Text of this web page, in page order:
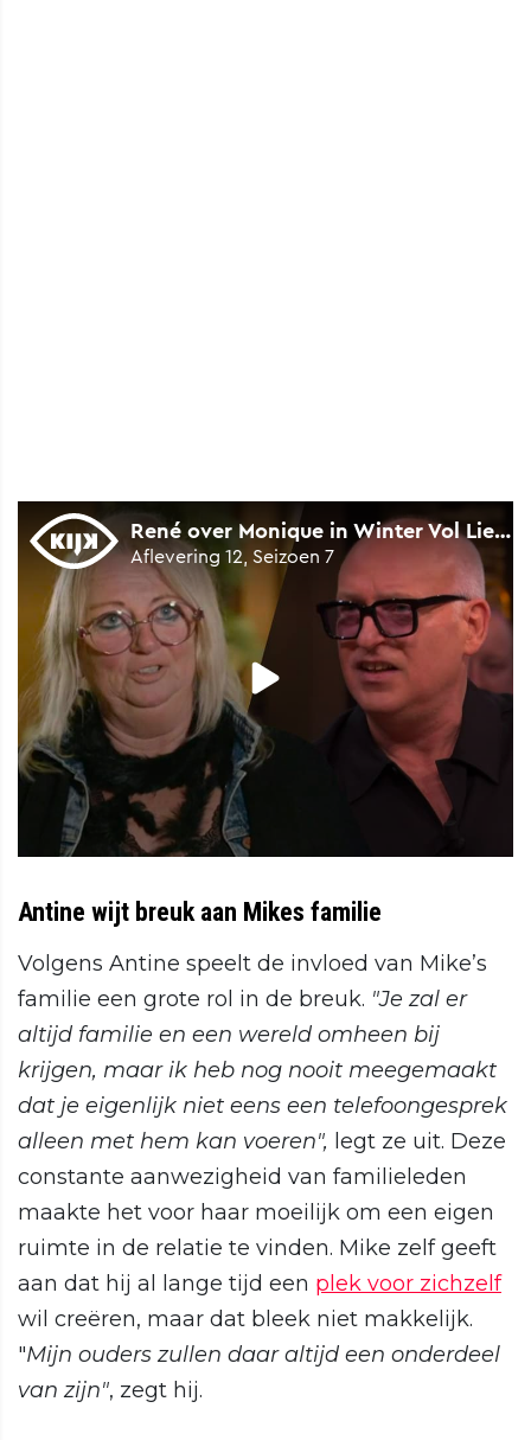
Antine wijt breuk aan Mikes familie
Volgens Antine speelt de invloed van Mike’s
familie een grote rol in de breuk. "Je zal er
altijd familie en een wereld omheen bij
krijgen, maar ik heb nog nooit meegemaakt
dat je eigenlijk niet eens een telefoongesprek
alleen met hem kan voeren", legt ze uit. Deze
constante aanwezigheid van familieleden
maakte het voor haar moeilijk om een eigen
ruimte in de relatie te vinden. Mike zelf geeft
aan dat hij al lange tijd een plek voor zichzelf
wil creëren, maar dat bleek niet makkelijk.
"Mijn ouders zullen daar altijd een onderdeel
van zijn", zegt hij.